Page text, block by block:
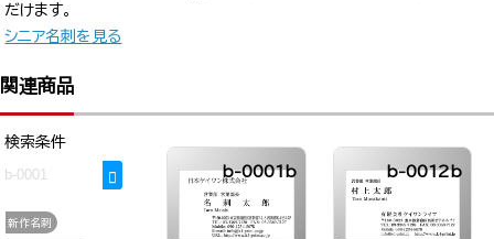
だけます。
シニア名刺を見る
関連商品
検索条件
新作名刺
b-0001b b-0012b